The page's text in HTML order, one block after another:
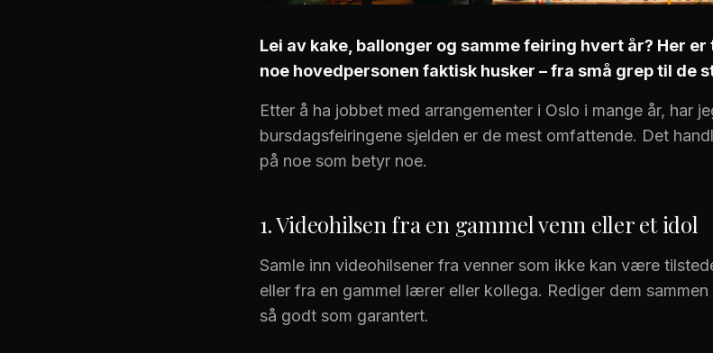
Lei av kake, ballonger og samme feiring hvert år? Her
noe hovedpersonen faktisk husker – fra små grep til de
Etter å ha jobbet med arrangementer i Oslo i mange år, har
bursdagsfeiringene sjelden er de mest omfattende. Det
på noe som betyr noe.
1. Videohilsen fra en gammel venn eller et idol
Samle inn videohilsener fra venner som ikke kan være
eller fra en gammel lærer eller kollega. Rediger dem
så godt som garantert.